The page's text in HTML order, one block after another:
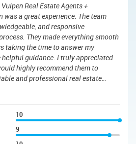
Real Estate Agents +
was a great experience. The team
and responsive
They made everything smooth
taking the time to answer my
guidance. I truly appreciated
highly recommend them to
and professional real estate
10
9